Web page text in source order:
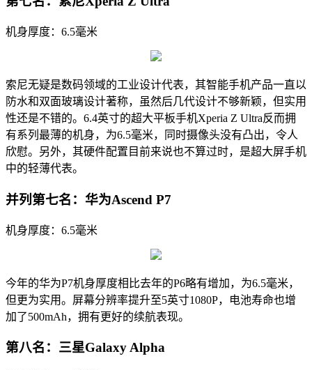
机身厚度：6.5毫米
索尼无疑是数码领域的工业设计代表，其智能手机产品一直以
防水和双面玻璃设计著称，虽然后几代设计不够新颖，但实用
性还是不错的。6.4英寸的超大平板手机Xperia Z Ultra反而拥
有系列最薄的机身，为6.5毫米，同时摄像头没有凸出，令人
欣慰。另外，其硬件配置目前来说也不算过时，是超大屏手机
中的轻薄代表。
并列第七名：华为Ascend P7
机身厚度：6.5毫米
今年的华为P7机身厚度相比去年的P6略有增加，为6.5毫米，
但更为实用。屏幕分辨率提升至5英寸1080P，电池寿命也增
加了500mAh，拥有更好的续航表现。
第八名：三星Galaxy Alpha